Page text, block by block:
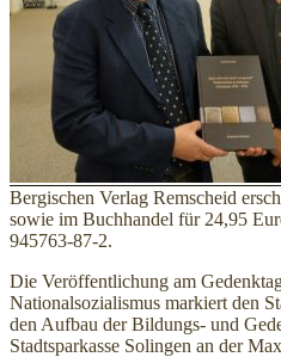
Bergischen Verlag Remscheid
sowie im Buchhandel für 24,95
945763-87-2.
Die Veröffentlichung am
Nationalsozialismus markiert den
den Aufbau der Bildungs- und
Stadtsparkasse Solingen an der